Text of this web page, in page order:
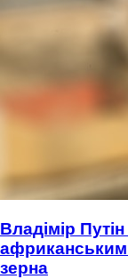
Владімір
африканським
зерна